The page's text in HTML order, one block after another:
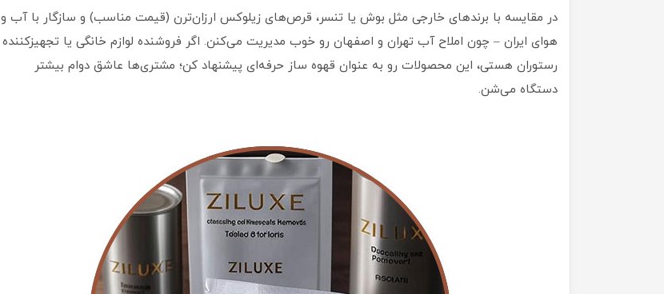
در مقایسه با برندهای خارجی مثل بوش یا تنسر، قرص‌های زیلوکس ارزان‌ترن (قیمت مناسب) و سازگار با آب و
هوای ایران – چون املاح آب تهران و اصفهان رو خوب مدیریت می‌کنن. اگر فروشنده لوازم خانگی یا تجهیزکننده
رستوران هستی، این محصولات رو به عنوان قهوه ساز حرفه‌ای پیشنهاد کن؛ مشتری‌ها عاشق دوام بیشتر
دستگاه می‌شن.